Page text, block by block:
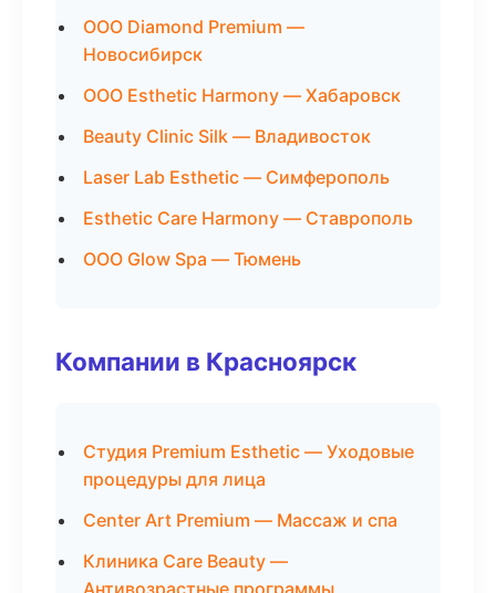
ООО Diamond Premium —
Новосибирск
ООО Esthetic Harmony — Хабаровск
Beauty Clinic Silk — Владивосток
Laser Lab Esthetic — Симферополь
Esthetic Care Harmony — Ставрополь
ООО Glow Spa — Тюмень
Компании в Красноярск
Студия Premium Esthetic — Уходовые
процедуры для лица
Center Art Premium — Массаж и спа
Клиника Care Beauty —
Антивозрастные программы